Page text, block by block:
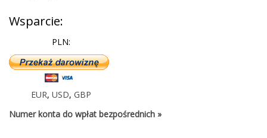
Wsparcie:
PLN:
EUR, USD, GBP
Numer konta do wpłat bezpośrednich »